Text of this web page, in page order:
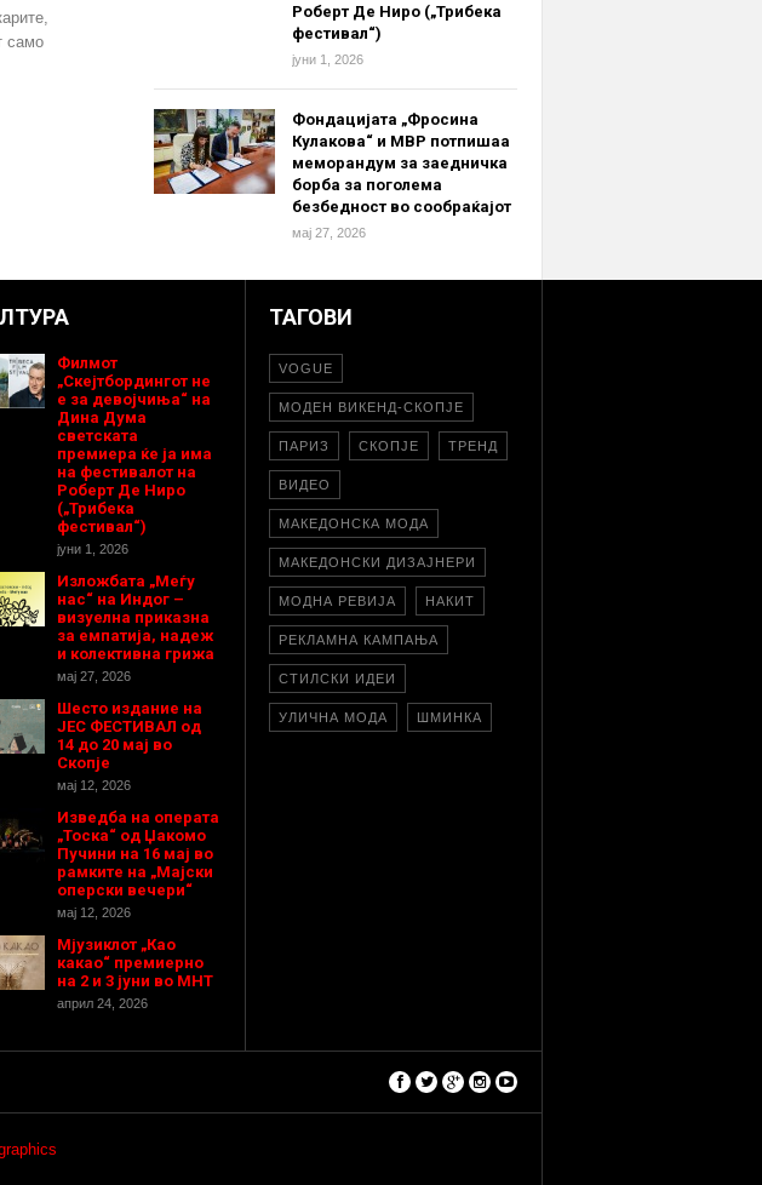
само
Роберт Де Ниро („Трибека
фестивал“)
јуни 1, 2026
Фондацијата „Фросина
Кулакова“ и МВР потпишаа
меморандум за заедничка
борба за поголема
безбедност во сообраќајот
мај 27, 2026
Филмот
„Скејтбордингот не
е за девојчиња“ на
Дина Дума
светската
премиера ќе ја има
на фестивалот на
Роберт Де Ниро
(„Трибека
фестивал“)
јуни 1, 2026
Изложбата „Меѓу
нас“ на Индог –
визуелна приказна
за емпатија, надеж
и колективна грижа
мај 27, 2026
Шесто издание на
ЈЕС ФЕСТИВАЛ од
14 до 20 мај во
Скопје
мај 12, 2026
Изведба на операта
„Тоска“ од Џакомо
Пучини на 16 мај во
рамките на „Мајски
оперски вечери“
мај 12, 2026
Мјузиклот „Као
какао“ премиерно
на 2 и 3 јуни во МНТ
април 24, 2026
ТАГОВИ
VOGUE
МОДЕН ВИКЕНД-СКОПЈЕ
ПАРИЗ СКОПЈЕ ТРЕНД
ВИДЕО
МАКЕДОНСКА МОДА
МАКЕДОНСКИ ДИЗАЈНЕРИ
МОДНА РЕВИЈА НАКИТ
РЕКЛАМНА КАМПАЊА
СТИЛСКИ ИДЕИ
УЛИЧНА МОДА ШМИНКА